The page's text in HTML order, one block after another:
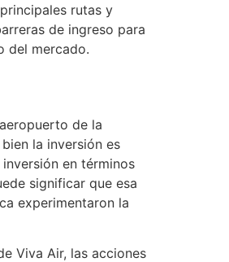
rutas y
de ingreso para
del mercado.
de la
la inversión es
en términos
significar que esa
experimentaron la
Viva Air, las acciones